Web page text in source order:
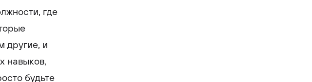
где
другие, и
навыков,
будьте